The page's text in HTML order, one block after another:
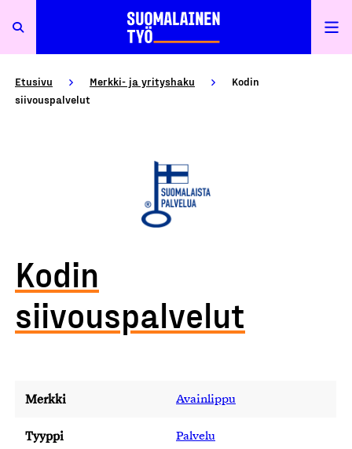
Etusivu Merkki- ja yrityshaku
Kodin
siivouspalvelut
Kodin
siivouspalvelut
Merkki Avainlippu
Tyyppi Palvelu